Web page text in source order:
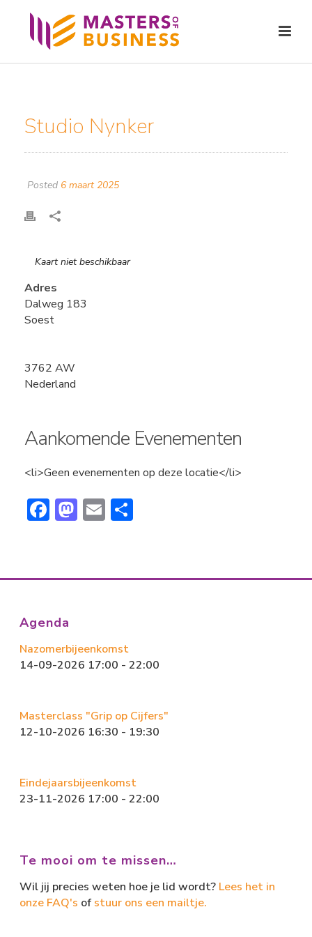
Studio Nynker
Posted 6 maart 2025
Kaart niet beschikbaar
Adres
Dalweg 183
Soest
3762 AW
Nederland
Aankomende Evenementen
<li>Geen evenementen op deze locatie</li>
F
b
ok
M
o
n
E
l n
Agenda
Nazomerbijeenkomst
14-09-2026 17:00 - 22:00
Masterclass "Grip op Cijfers"
12-10-2026 16:30 - 19:30
Eindejaarsbijeenkomst
23-11-2026 17:00 - 22:00
Te mooi om te missen…
Wil jij precies weten hoe je lid wordt? Lees het in
onze FAQ's of stuur ons een mailtje.